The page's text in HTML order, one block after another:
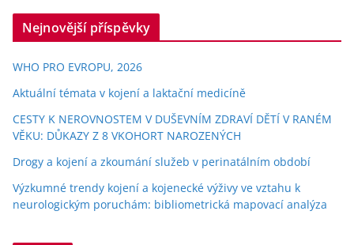
Nejnovější příspěvky
WHO PRO EVROPU, 2026
Aktuální témata v kojení a laktační medicíně
CESTY K NEROVNOSTEM V DUŠEVNÍM ZDRAVÍ DĚTÍ V RANÉM
VĚKU: DŮKAZY Z 8 VKOHORT NAROZENÝCH
Drogy a kojení a zkoumání služeb v perinatálním období
Výzkumné trendy kojení a kojenecké výživy ve vztahu k
neurologickým poruchám: bibliometrická mapovací analýza